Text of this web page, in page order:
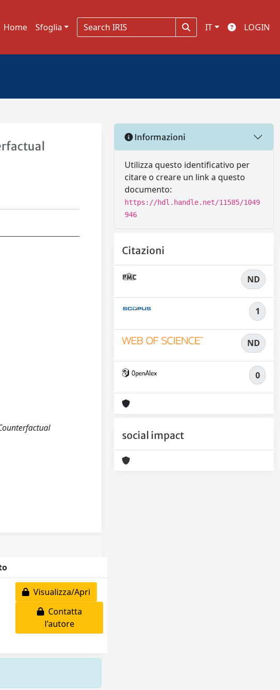
Home Sfoglia IT LOGIN
Visualizza/Apri
Contatta
l'autore
Informazioni
Utilizza questo identificativo per
citare o creare un link a questo
documento:
https://hdl.handle.net/11585/1049
946
Citazioni
ND
1
ND
0
social impact